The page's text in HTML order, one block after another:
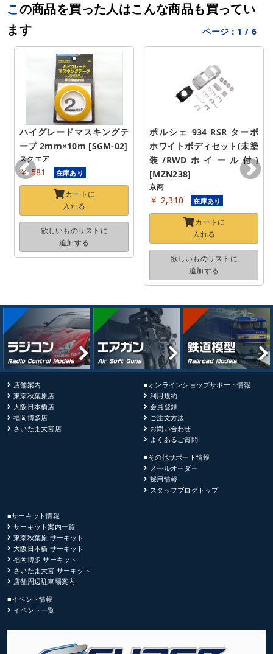
この商品を買った人はこんな商品も買ってい
ます
ページ： 1 / 6
ハイグレードマスキングテ
ープ 2mm×10m [SGM-02]
スクエア
￥ 581 在庫あり
カートに
入れる
欲しいものリストに
追加する
ポルシェ 934 RSR ターボ
ホワイトボディセット(未塗
装/RWDホイール付)
[MZN238]
京商
￥ 2,310 在庫あり
カートに
入れる
欲しいものリストに
追加する
店舗案内
東京秋葉原店
大阪日本橋店
福岡博多店
さいたま大宮店
■オンラインショップサポート情報
利用規約
会員登録
ご注文方法
お問い合わせ
よくあるご質問
■その他サポート情報
メールオーダー
採用情報
スタッフブログトップ
■サーキット情報
サーキット案内一覧
東京秋葉原 サーキット
大阪日本橋 サーキット
福岡博多 サーキット
さいたま大宮 サーキット
店舗周辺駐車場案内
■イベント情報
イベント一覧